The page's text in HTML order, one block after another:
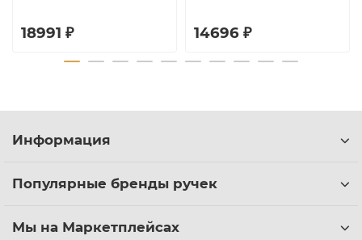
18991 ₽ 14696 ₽
Информация
Популярные бренды ручек
Мы на Маркетплейсах